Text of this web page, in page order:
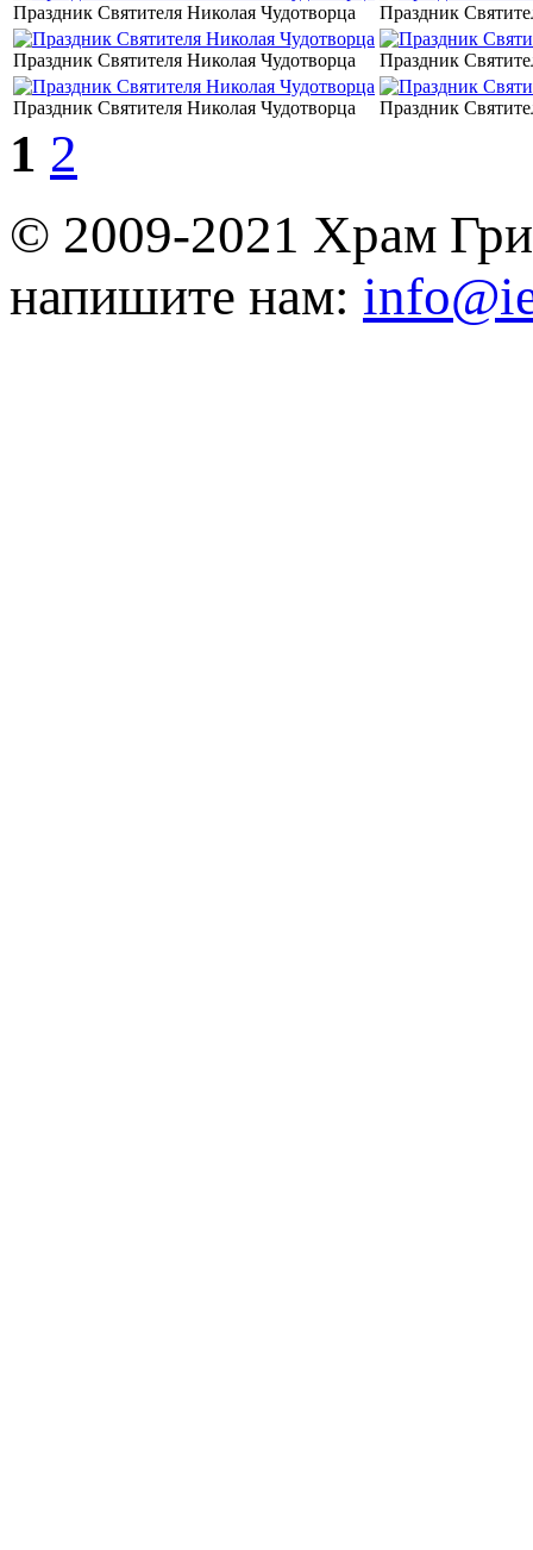
Праздник Святителя Николая Чудотворца Праздник
Праздник Святителя Николая Чудотворца Праздник
Праздник Святителя Николая Чудотворца Праздник
1 2
© 2009-2021 Храм
напишите нам: